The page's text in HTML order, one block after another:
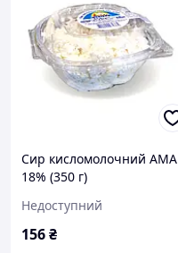
Сир кисломолочний АМА
18% (350 г)
Недоступний
156₴